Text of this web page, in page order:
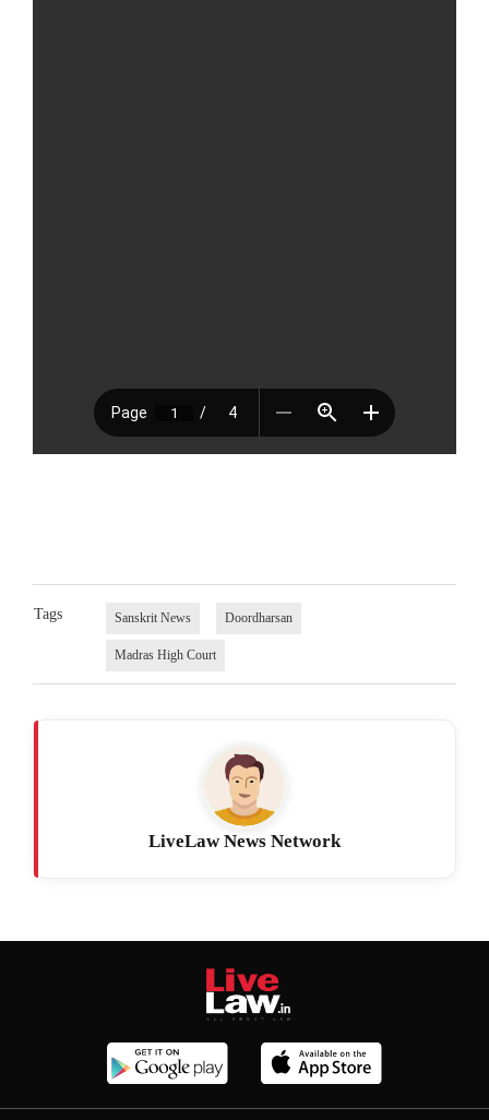
Tags Sanskrit News Doordharsan
Madras High Court
LiveLaw News Network